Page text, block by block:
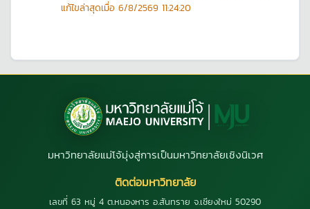
แก้ไขล่าสุดเมื่อ 6/8/2569 11:24:20
มหาวิทยาลัยแม่โจ้มุ่งสู่การเป็นมหาวิทยาลัยเชิงนิเวศ
ติดต่อมหาวิทยาลัย
เลขที่ 63 หมู่ 4 ต.หนองหาร อ.สันทราย จ.เชียงใหม่ 50290